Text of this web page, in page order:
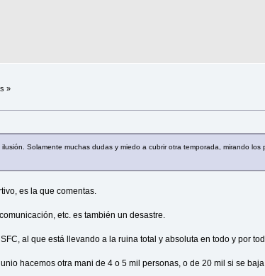
»
Solamente muchas dudas y miedo a cubrir otra temporada, mirando los
es la que comentas.
etc. es también un desastre.
al que está llevando a la ruina total y absoluta en todo y por
hacemos otra mani de 4 o 5 mil personas, o de 20 mil si se